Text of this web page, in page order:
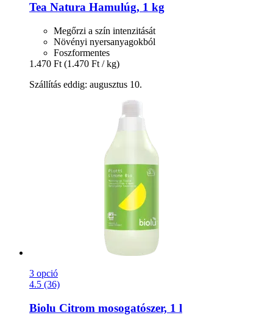
Tea Natura Hamulúg, 1 kg
Megőrzi a szín intenzitását
Növényi nyersanyagokból
Foszformentes
1.470 Ft (1.470 Ft / kg)
Szállítás eddig: augusztus 10.
3 opció
4.5 (36)
Biolu Citrom mosogatószer, 1 l